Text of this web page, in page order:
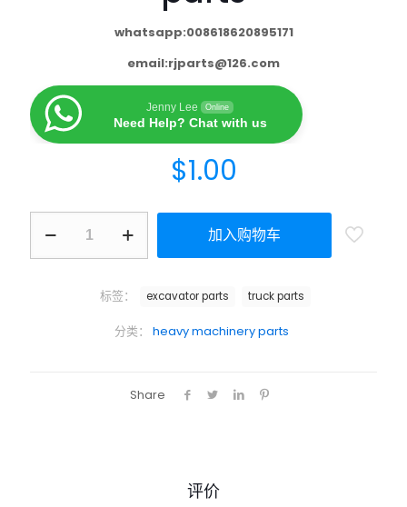
whatsapp:008618620895171
email:rjparts@126.com
Jenny Lee Online
Need Help? Chat with us
$1.00
加入购物车
分类： heavy machinery parts
标签： excavator parts truck parts
Share
评价